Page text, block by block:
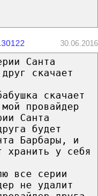
30.06.2016
Санта
скачает
скачает
провайдер
Санта
будет
Барбары, и
хранить у себя
все серии
не удалит